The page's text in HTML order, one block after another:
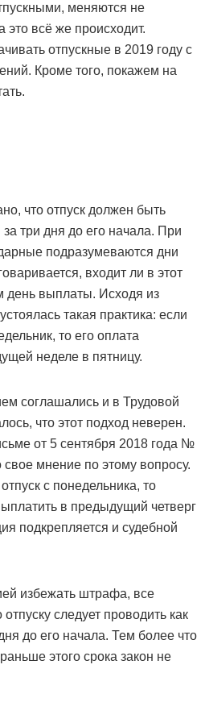
меняются не
это всё же происходит.
отпускные в 2019 году с
Кроме того, покажем на
что отпуск должен быть
три дня до его начала. При
подразумеваются дни
входит ли в этот
день выплаты. Исходя из
такая практика: если
то его оплата
неделе в пятницу.
соглашались и в Трудовой
что этот подход неверен.
от 5 сентября 2018 года №
мнение по этому вопросу.
с понедельника, то
в предыдущий четверг
подкрепляется и судебной
избежать штрафа, все
следует проводить как
до его начала. Тем более что
этого срока закон не